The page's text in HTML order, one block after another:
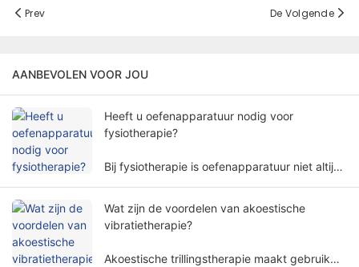
Prev De Volgende
AANBEVOLEN VOOR JOU
Heeft u oefenapparatuur nodig voor
fysiotherapie?
Bij fysiotherapie is oefenapparatuur niet altijd
dimensies.
Wat zijn de voordelen van akoestische
vibratietherapie?
Akoestische trillingstherapie maakt gebruik